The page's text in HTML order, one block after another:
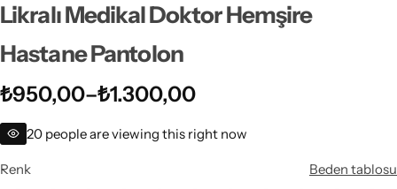
Likralı Medikal Doktor Hemşire
Hastane Pantolon
₺950,00–₺1.300,00
20 people are viewing this right now
Renk Beden tablosu